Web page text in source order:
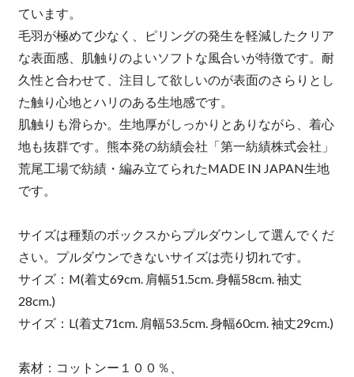
ています。
毛羽が極めて少なく、ピリングの発生を軽減したクリア
な表面感、肌触りのよいソフトな風合いが特徴です。耐
久性と合わせて、注目して欲しいのが表面のさらりとし
た触り心地とハリのある生地感です。
肌触りも滑らか。生地厚がしっかりとありながら、着心
地も抜群です。熊本発の紡績会社「第一紡績株式会社」
荒尾工場で紡績・編み立てられたMADE IN JAPAN生地
です。
サイズは種類のボックスからプルダウンして選んでくだ
さい。プルダウンできないサイズは売り切れです。
サイズ：M(着丈69cm. 肩幅51.5cm. 身幅58cm. 袖丈
28cm.)
サイズ：L(着丈71cm. 肩幅53.5cm. 身幅60cm. 袖丈29cm.)
素材：コットンー１００％、